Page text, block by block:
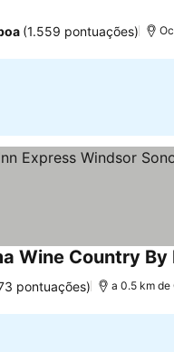
(1.559 pontuações)
Wine Country By
pontuações) a 0.5 km